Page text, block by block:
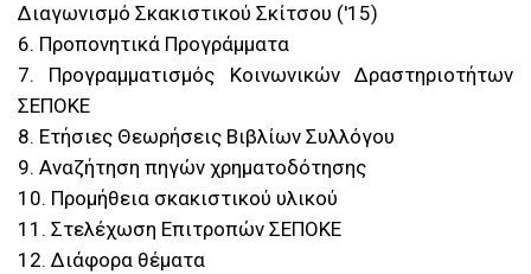
Διαγωνισμό Σκακιστικού Σκίτσου ('15)
6. Προπονητικά Προγράμματα
7. Προγραμματισμός Κοινωνικών Δραστηριοτήτων
ΣΕΠΟΚΕ
8. Ετήσιες Θεωρήσεις Βιβλίων Συλλόγου
9. Αναζήτηση πηγών χρηματοδότησης
10. Προμήθεια σκακιστικού υλικού
11. Στελέχωση Επιτροπών ΣΕΠΟΚΕ
12. Διάφορα θέματα